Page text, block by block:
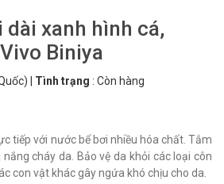
dài xanh hình cá,
Biniya
Tình trạng : Còn hàng
tiếp với nước bể bơi nhiều hóa chất. Tắm
cháy da. Bảo vệ da khỏi các loại côn
con vật khác gây ngứa khó chịu cho da.